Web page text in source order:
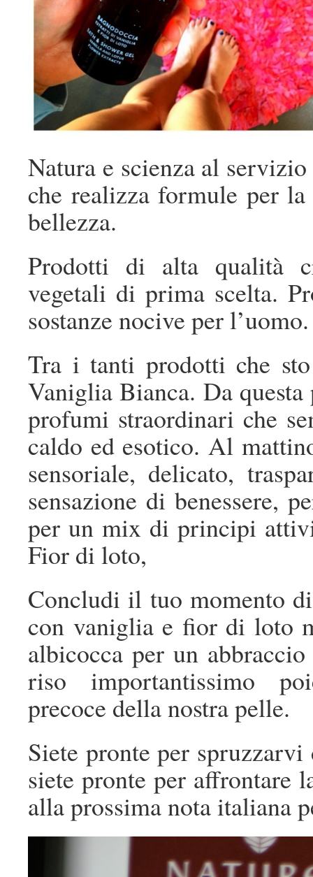
Natura e scienza al
che realizza formule per
bellezza.
Prodotti di alta qualità
vegetali di prima scelta.
sostanze nocive per l’uomo.
Tra i tanti prodotti che
Vaniglia Bianca. Da
profumi straordinari che
caldo ed esotico. Al
sensoriale, delicato,
sensazione di benessere,
per un mix di principi
Fior di loto,
Concludi il tuo momento
con vaniglia e fior di loto
albicocca per un
riso importantissimo
precoce della nostra pelle.
Siete pronte per
siete pronte per affrontare
alla prossima nota italiana